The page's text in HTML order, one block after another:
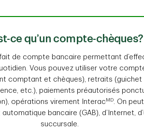
ce qu’un compte-chèques?
de compte bancaire permettant
Vous pouvez utiliser votre
comptant et chèques), retraits (guichet
etc.), paiements préautorisés
opérations virement Interac MD. On
bancaire (GAB), d’Internet,
succursale.